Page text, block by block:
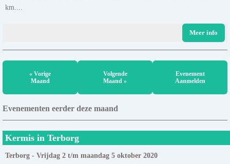
km....
Meer info
« Vorige
Maand
Volgende
Maand »
Evenement
Aanmelden
Evenementen eerder deze maand
Kermis in Terborg
Terborg - Vrijdag 2 t/m maandag 5 oktober 2020